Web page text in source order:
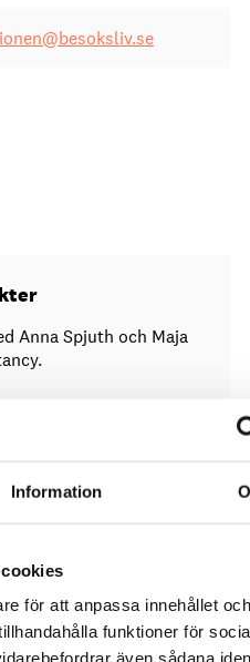
Information
för att anpassa innehållet och
funktioner för
även sådana
Anna Spjuth och Maja
en galamiddag där